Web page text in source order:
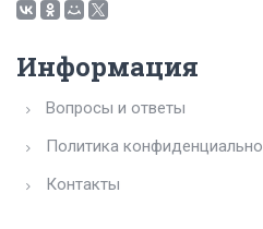
Информация
Вопросы и ответы
Политика
Контакты